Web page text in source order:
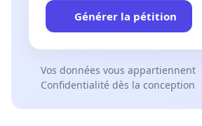
Générer la pétition
Vos données vous appartiennent
Confidentialité dès la conception